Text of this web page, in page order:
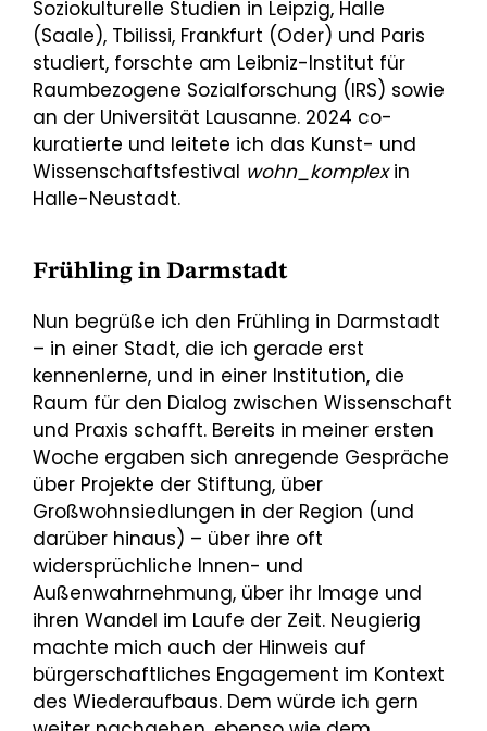
Soziokulturelle Studien in Leipzig, Halle
(Saale), Tbilissi, Frankfurt (Oder) und Paris
studiert, forschte am Leibniz-Institut für
Raumbezogene Sozialforschung (IRS) sowie
an der Universität Lausanne. 2024 co-
kuratierte und leitete ich das Kunst- und
Wissenschaftsfestival wohn_komplexin
Halle-Neustadt.
Frühling in Darmstadt
Nun begrüße ich den Frühling in Darmstadt
– in einer Stadt, die ich gerade erst
kennenlerne, und in einer Institution, die
Raum für den Dialog zwischen Wissenschaft
und Praxis schafft. Bereits in meiner ersten
Woche ergaben sich anregende Gespräche
über Projekte der Stiftung, über
Großwohnsiedlungen in der Region (und
darüber hinaus) – über ihre oft
widersprüchliche Innen- und
Außenwahrnehmung, über ihr Image und
ihren Wandel im Laufe der Zeit. Neugierig
machte mich auch der Hinweis auf
bürgerschaftliches Engagement im Kontext
des Wiederaufbaus. Dem würde ich gern